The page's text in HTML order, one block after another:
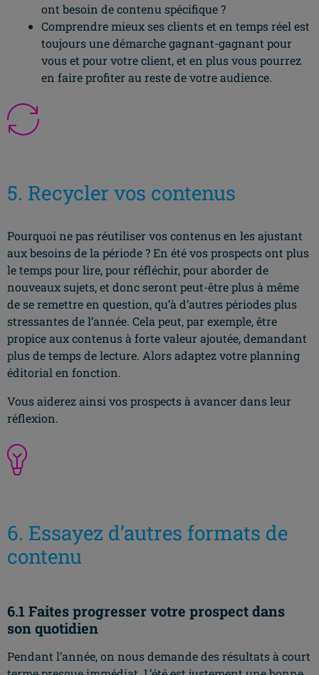
ont besoin de contenu spécifique ?
Comprendre mieux ses clients et en temps réel est
toujours une démarche gagnant-gagnant pour
vous et pour votre client, et en plus vous pourrez
en faire profiter au reste de votre audience.
5. Recycler vos contenus
Pourquoi ne pas réutiliser vos contenus en les ajustant
aux besoins de la période ? En été vos prospects ont plus
le temps pour lire, pour réfléchir, pour aborder de
nouveaux sujets, et donc seront peut-être plus à même
de se remettre en question, qu’à d’autres périodes plus
stressantes de l’année. Cela peut, par exemple, être
propice aux contenus à forte valeur ajoutée, demandant
plus de temps de lecture. Alors adaptez votre planning
éditorial en fonction.
Vous aiderez ainsi vos prospects à avancer dans leur
réflexion.
6. Essayez d’autres formats de
contenu
6.1 Faites progresser votre prospect dans
son quotidien
Pendant l’année, on nous demande des résultats à court